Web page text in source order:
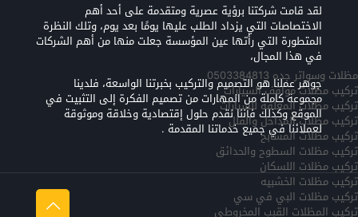
لقد قامت شركتنا برؤية عصرية ومتقدمة على أحد أهم
الاختصاصات التي يزداد الطلب عليها يومًا بعد يوم، وتلك النظرة
المتطورة التي رأتها عين المؤسسة جعلت منها من أهم الشركات
في هذا المجال،
جوهر عملنا هو التصميم والتركيب بخبرتنا الواسعة، فلدينا
مجموعة كاملة من المهارات من تصميم الفكرة إلى التثبيت في
الموقع وكذلك فأننا نقدم حلول إقتصادية وخلاقة وموثوقة
لعملائنا في جميع خدماتنا المقدمة .
مظلات وسواتر جده 0503384813
تركيب مظلات مواقف السيارات
تركيب مظلات المعلقه للسيارات
تركيب مظلات المداخل والفلل
تركيب مظلات المسابح
تركيب مظلات السطوح والحدائق
تركيب مظلات اللسكان
تركيب مظلات الخشبيه
تركيب مظلات البي في سي
تركيب المظلات القبب المخروطي